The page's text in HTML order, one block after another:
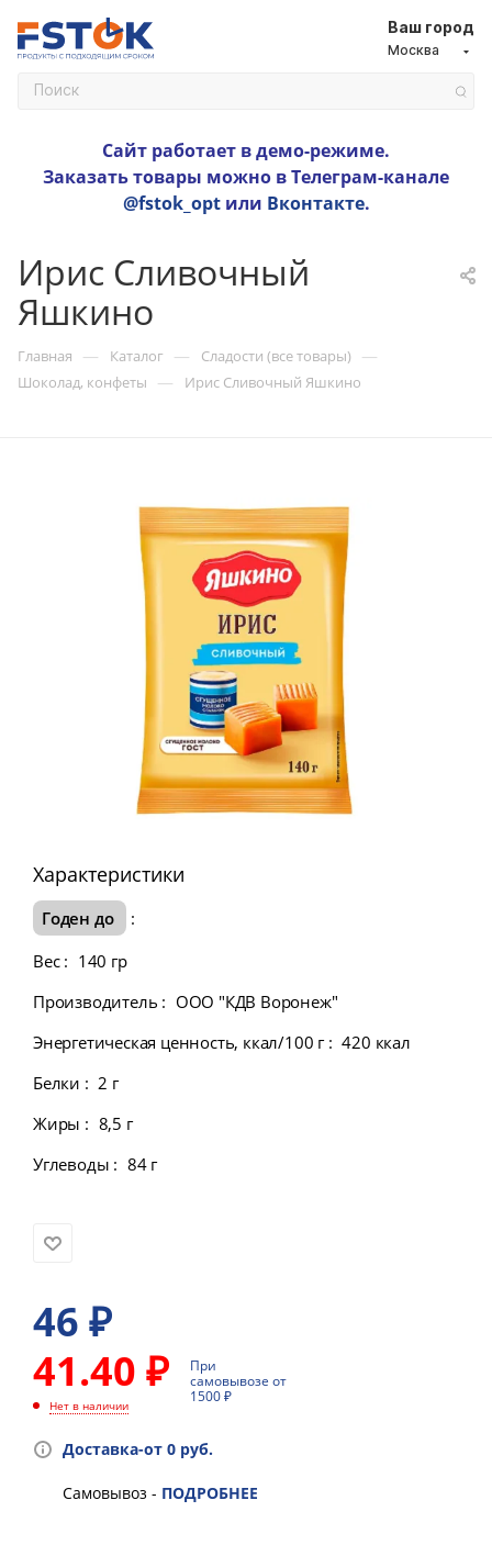
Ваш город
Москва
Сайт работает в демо-режиме.
Заказать товары можно в Телеграм-канале
@fstok_optили Вконтакте.
Ирис Сливочный
Яшкино
Главная — Каталог — Сладости (все товары) —
Шоколад, конфеты — Ирис Сливочный Яшкино
Характеристики
Годен до
:
Вес : 140 гр
Производитель : ООО "КДВ Воронеж"
Энергетическая ценность, ккал/100 г : 420 ккал
Белки : 2 г
Жиры : 8,5 г
Углеводы : 84 г
46 ₽
41.40 ₽
При
самовывозе от
1500 ₽
Нет в наличии
Доставка-от 0 руб.
Самовывоз - ПОДРОБНЕЕ